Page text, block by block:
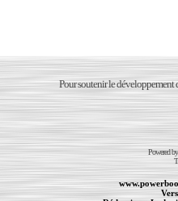
Pour soutenir le développement
Powered